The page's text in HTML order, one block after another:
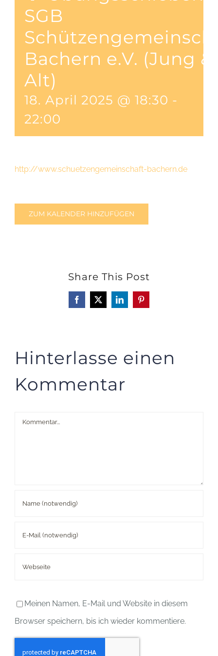
SGB
Bachern e.V. (Jung &
Alt)
18. April 2025 @ 18:30 -
22:00
http://www.schuetzengemeinschaft-bachern.de
ZUM KALENDER HINZUFÜGEN
Share This Post
Facebook
X LinkedInPinterest
Hinterlasse einen
Kommentar
Kommentar
Meinen Namen, E-Mail und Website in diesem
Browser speichern, bis ich wieder kommentiere.